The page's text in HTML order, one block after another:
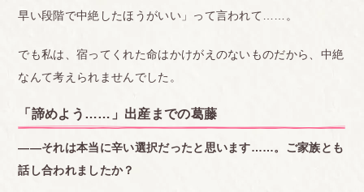
早い段階で中絶したほうがいい」って言われて……。
でも私は、宿ってくれた命はかけがえのないものだから、中絶
なんて考えられませんでした。
「諦めよう……」出産までの葛藤
――それは本当に辛い選択だったと思います……。 ご家族とも
話し合われましたか？